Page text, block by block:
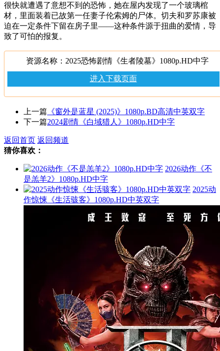
很快就遭遇了意想不到的恐怖，她在屋内发现了一个玻璃棺
材，里面装着已故第一任妻子伦索姆的尸体。切夫和罗苏康被
迫在一定条件下留在房子里——这种条件源于扭曲的爱情，导
致了可怕的报复。
资源名称：2025恐怖剧情《生者陵墓》1080p.HD中字
进入下载页面
上一篇 《窗外是蓝星 (2025)》1080p.BD高清中英双字
下一篇2024剧情《白域猎人》1080p.HD中字
返回首页 返回频道
猜你喜欢：
2026动作《不
是羔羊2》1080p.HD中字
2025动
作惊悚《生活骇客》1080p.HD中英双字